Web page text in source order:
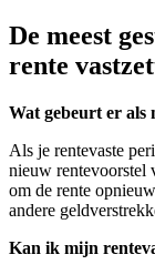
De meest
rente
Wat gebeurt er als
Als je rentevaste
nieuw rentevoorstel
om de rente
andere
Kan ik mijn